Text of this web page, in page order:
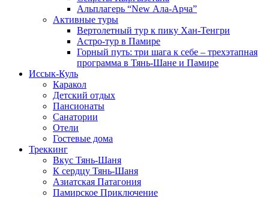
Альплагерь “New Ала-Арча”
Активные туры
Вертолетный тур к пику Хан-Тенгри
Астро-тур в Памире
Горный путь: три шага к себе – трехэтапная
программа в Тянь-Шане и Памире
Иссык-Куль
Каракол
Детский отдых
Пансионаты
Санатории
Отели
Гостевые дома
Треккинг
Вкус Тянь-Шаня
К сердцу Тянь-Шаня
Азиатская Патагония
Памирское Приключение